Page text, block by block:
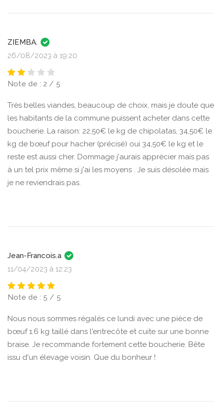
ZIEMBA.
26/08/2023 à 19:20
Note de : 2 / 5
Très belles viandes, beaucoup de choix, mais je doute que
les habitants de la commune puissent acheter dans cette
boucherie. La raison: 22,50€ le kg de chipolatas, 34,50€ le
kg de bœuf pour hacher (précisé) oui 34,50€ le kg et le
reste est aussi cher. Dommage j'aurais apprécier mais pas
à un tel prix même si j'ai les moyens . Je suis désolée mais
je ne reviendrais pas.
Jean-Francois.a
11/04/2023 à 12:23
Note de : 5 / 5
Nous nous sommes régalés ce lundi avec une pièce de
bœuf 1.6 kg taillé dans l'entrecôte et cuite sur une bonne
braise. Je recommande fortement cette boucherie. Bête
issu d'un élevage voisin. Que du bonheur !